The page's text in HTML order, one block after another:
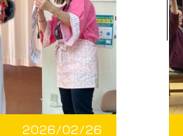
2026/02/26